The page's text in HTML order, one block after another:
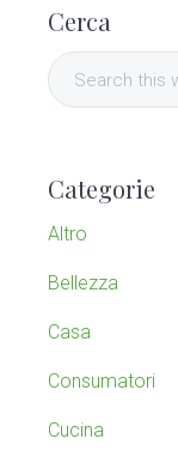
a
S
Cerca
S
e
c
t
h
s
e
b
Categorie
Altro
Bellezza
Casa
Consumatori
Cucina